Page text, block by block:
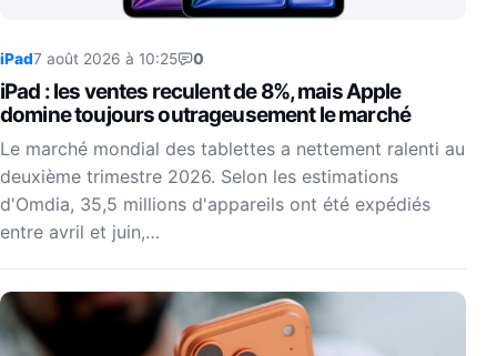
iPad7 août 2026 à 10:25 0
iPad : les ventes reculent de 8%, mais Apple
domine toujours outrageusement le marché
Le marché mondial des tablettes a nettement ralenti au
deuxième trimestre 2026. Selon les estimations
d'Omdia, 35,5 millions d'appareils ont été expédiés
entre avril et juin,…